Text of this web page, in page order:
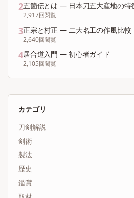
2五箇伝とは ― 日本刀五大産地の特
2,917回閲覧
3正宗と村正 ― 二大名工の作風比較
2,640回閲覧
4居合道入門 ― 初心者ガイド
2,105回閲覧
カテゴリ
刀剣解説
剣術
製法
歴史
鑑賞